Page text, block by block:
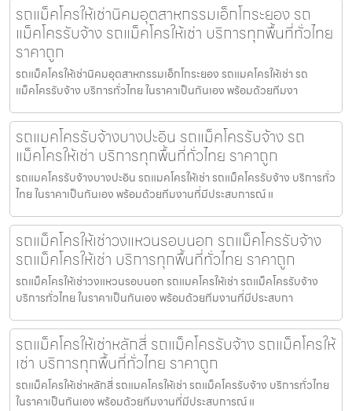
รถแม็คโครให้เช่านิคมอุตสาหกรรมเอ็กโกระยอง รถ
แม็คโครรับจ้าง รถแม็คโครให้เช่า บริการทุกพื้นที่ทั่วไทย
ราคาถูก
รถแม็คโครให้เช่านิคมอุตสาหกรรมเอ็กโกระยอง รถแมคโครให้เช่า รถ
แม็คโครรับจ้าง บริการทั่วไทย ในราคาเป็นกันเอง พร้อมด้วยทีมงา
รถแมคโครรับจ้างบางปะอิน รถแม็คโครรับจ้าง รถ
แม็คโครให้เช่า บริการทุกพื้นที่ทั่วไทย ราคาถูก
รถแมคโครรับจ้างบางปะอิน รถแมคโครให้เช่า รถแม็คโครรับจ้าง บริการทั่ว
ไทย ในราคาเป็นกันเอง พร้อมด้วยทีมงานที่มีประสบการณ์ แ
รถแม็คโครให้เช่าวงแหวนรอบนอก รถแม็คโครรับจ้าง
รถแม็คโครให้เช่า บริการทุกพื้นที่ทั่วไทย ราคาถูก
รถแม็คโครให้เช่าวงแหวนรอบนอก รถแมคโครให้เช่า รถแม็คโครรับจ้าง
บริการทั่วไทย ในราคาเป็นกันเอง พร้อมด้วยทีมงานที่มีประสบกา
รถแม็คโครให้เช่าหลักสี่ รถแม็คโครรับจ้าง รถแม็คโครให้
เช่า บริการทุกพื้นที่ทั่วไทย ราคาถูก
รถแม็คโครให้เช่าหลักสี่ รถแมคโครให้เช่า รถแม็คโครรับจ้าง บริการทั่วไทย
ในราคาเป็นกันเอง พร้อมด้วยทีมงานที่มีประสบการณ์ แ